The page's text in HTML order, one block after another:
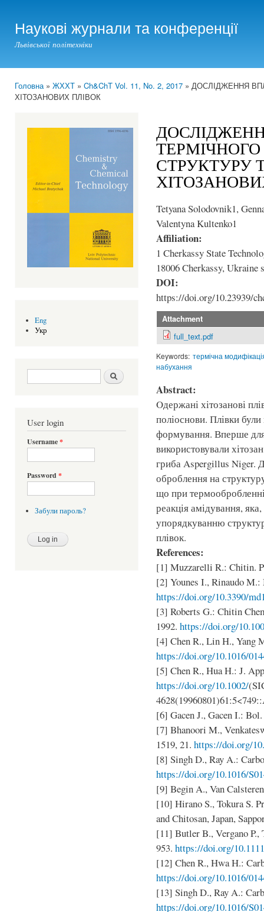
Наукові журнали та конференції
Львівської політехніки
You are here
Головна» ЖХХТ » Ch&ChT Vol. 11, No. 2, 2017 » ДОСЛІДЖЕННЯ
ХІТОЗАНОВИХ ПЛІВОК
Eng
Укр
Search form Шукати
User login
Username*
Password *
Забули пароль?
СТРУКТУРУ
Tetyana Solodovnik1,
Valentyna Kultenko1
Affiliation:
1 Cherkassy State
18006 Cherkassy, Ukraine
DOI:
https://doi.org/10.23939/
Attachment
full_text.pdf
Keywords: термічна
набухання
Abstract:
Oдержані хітозанові
поліоснови. Плівки
формування. Вперше
використовували
гриба Aspergillus Niger.
оброблення на
що при термообробленні
реакція амідування,
упорядкуванню
плівок.
References:
[1] Muzzarelli R.: Chitin.
[2] Younes I., Rinaudo M.:
https://doi.org/10.3390/
[3] Roberts G.: Chitin
1992. https://doi.org/
[4] Chen R., Lin H., Yang
https://doi.org/10.1016/
[5] Chen R., Hua H.: J.
https://doi.org/10.1002/
[6] Gacen J., Gacen I.:
[7] Bhanoori M.,
1519, 21. https://doi.org/
[8] Singh D., Ray A.:
https://doi.org/10.1016/
[9] Begin A., Van
[10] Hirano S., Tokura S.
and Chitosan, Japan,
[11] Butler B., Vergano P.,
953. https://doi.org/
[12] Chen R., Hwa H.:
https://doi.org/10.1016/
[13] Singh D., Ray A.:
https://doi.org/10.1016/